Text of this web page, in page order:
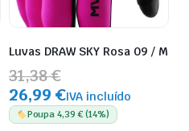
Luvas DRAW SKY Rosa 09 / M
31,38 €
26,99 €IVA incluído
Poupa 4,39 € (14%)